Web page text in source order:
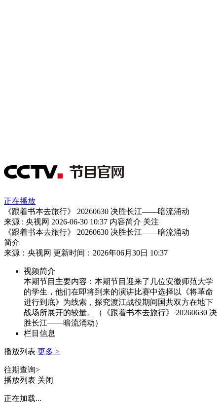
正在播放
《跟着书本去旅行》 20260630 决胜长江——暗流涌动
来源 : 央视网 2026-06-30 10:37 内容简介 关注
《跟着书本去旅行》 20260630 决胜长江——暗流涌动
简介
来源：央视网 更新时间：2026年06月30日 10:37
视频简介
本期节目主要内容：本期节目迎来了几位安徽师范大学
的学生，他们在即将到来的演讲比赛中选择以《将革命
进行到底》为线索，探究渡江战役期间国共双方在地下
战场所展开的较量。（《跟着书本去旅行》 20260630 决
胜长江——暗流涌动）
栏目信息
播放列表 更多 >
往期查询>
播放列表 关闭
正在加载...